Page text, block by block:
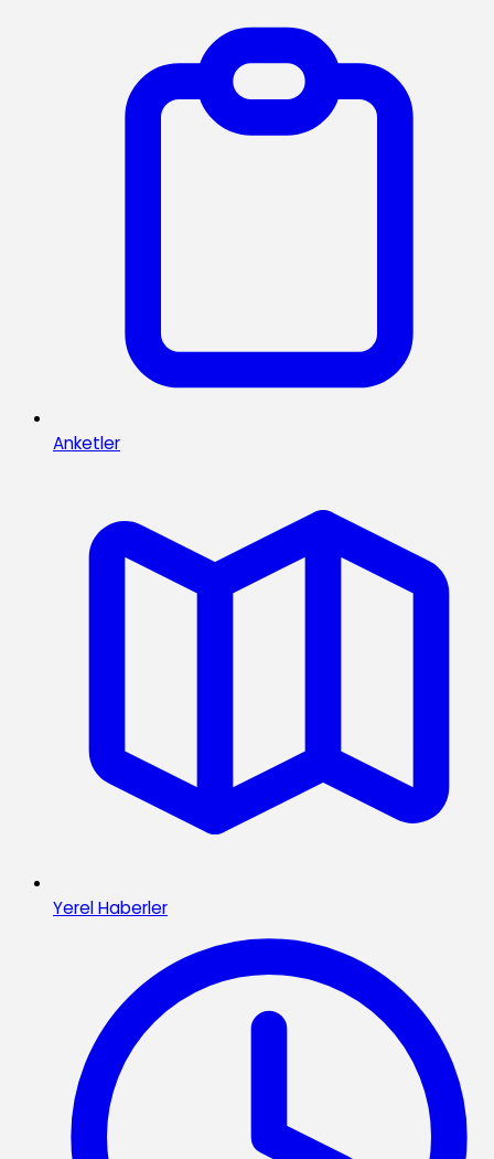
Anketler
Yerel Haberler